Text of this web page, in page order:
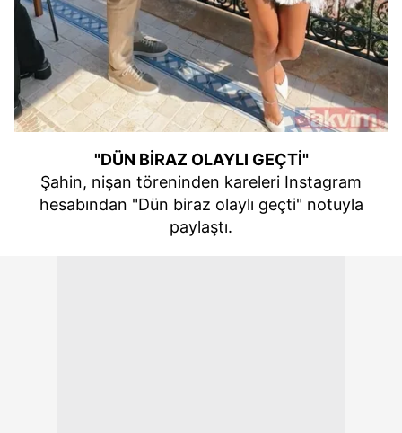
"DÜN BİRAZ OLAYLI GEÇTİ"
Şahin, nişan töreninden kareleri Instagram
hesabından "Dün biraz olaylı geçti" notuyla
paylaştı.